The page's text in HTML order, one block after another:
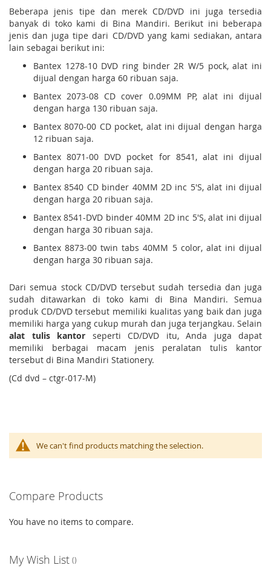
Beberapa jenis tipe dan merek CD/DVD ini juga tersedia
banyak di toko kami di Bina Mandiri. Berikut ini beberapa
jenis dan juga tipe dari CD/DVD yang kami sediakan, antara
lain sebagai berikut ini:
Bantex 1278-10 DVD ring binder 2R W/5 pock, alat ini
dijual dengan harga 60 ribuan saja.
Bantex 2073-08 CD cover 0.09MM PP, alat ini dijual
dengan harga 130 ribuan saja.
Bantex 8070-00 CD pocket, alat ini dijual dengan harga
12 ribuan saja.
Bantex 8071-00 DVD pocket for 8541, alat ini dijual
dengan harga 20 ribuan saja.
Bantex 8540 CD binder 40MM 2D inc 5'S, alat ini dijual
dengan harga 20 ribuan saja.
Bantex 8541-DVD binder 40MM 2D inc 5'S, alat ini dijual
dengan harga 30 ribuan saja.
Bantex 8873-00 twin tabs 40MM 5 color, alat ini dijual
dengan harga 30 ribuan saja.
Dari semua stock CD/DVD tersebut sudah tersedia dan juga
sudah ditawarkan di toko kami di Bina Mandiri. Semua
produk CD/DVD tersebut memiliki kualitas yang baik dan juga
memiliki harga yang cukup murah dan juga terjangkau. Selain
alat tulis kantor seperti CD/DVD itu, Anda juga dapat
memiliki berbagai macam jenis peralatan tulis kantor
tersebut di Bina Mandiri Stationery.
(Cd dvd – ctgr-017-M)
We can't find products matching the selection.
Compare Products
You have no items to compare.
My Wish List